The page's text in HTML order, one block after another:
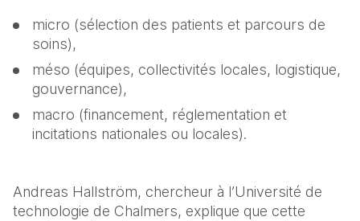
micro (sélection des patients et parcours de
soins),
méso (équipes, collectivités locales, logistique,
gouvernance),
macro (financement, réglementation et
incitations nationales ou locales).
Andreas Hallström, chercheur à l’Université de
technologie de Chalmers, explique que cette